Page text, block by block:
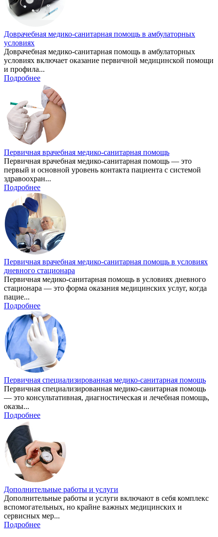
Доврачебная медико-санитарная помощь в амбулаторных
условиях
Доврачебная медико-санитарная помощь в амбулаторных
условиях включает оказание первичной медицинской помощи
и профила...
Подробнее
Первичная врачебная медико-санитарная помощь
Первичная врачебная медико-санитарная помощь — это
первый и основной уровень контакта пациента с системой
здравоохран...
Подробнее
Первичная врачебная медико-санитарная помощь в условиях
дневного стационара
Первичная медико-санитарная помощь в условиях дневного
стационара — это форма оказания медицинских услуг, когда
пацие...
Подробнее
Первичная специализированная медико-санитарная помощь
Первичная специализированная медико-санитарная помощь
— это консультативная, диагностическая и лечебная помощь,
оказы...
Подробнее
Дополнительные работы и услуги
Дополнительные работы и услуги включают в себя комплекс
вспомогательных, но крайне важных медицинских и
сервисных мер...
Подробнее